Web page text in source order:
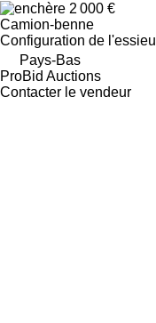
2 000 €
Camion-benne
Configuration de l'essieu
Pays-Bas
ProBid Auctions
Contacter le vendeur